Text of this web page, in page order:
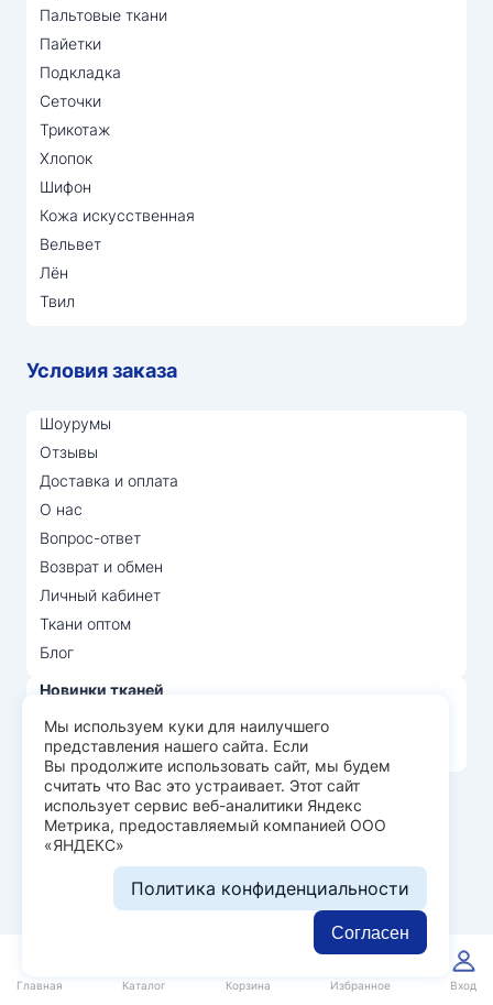
Главная Каталог Корзина Избранное Вход
Пальтовые ткани
Пайетки
Подкладка
Сеточки
Трикотаж
Хлопок
Шифон
Кожа искусственная
Вельвет
Лён
Твил
Условия заказа
Шоурумы
Отзывы
Доставка и оплата
О нас
Вопрос-ответ
Возврат и обмен
Личный кабинет
Ткани оптом
Блог
Новинки тканей
Распродажа тканей
Лидеры продаж
© Арт Текс — продажа тканей оптом, 2026
Пользовательское соглашение
Политика конфиденциальности
Разработка сайта —
Мы используем куки для наилучшего
представления нашего сайта. Если
Вы продолжите использовать сайт, мы будем
считать что Вас это устраивает. Этот сайт
использует сервис веб-аналитики Яндекс
Метрика, предоставляемый компанией ООО
«ЯНДЕКС»
Политика конфиденциальности
Согласен